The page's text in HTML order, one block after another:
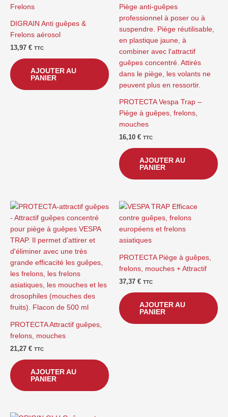
DIGRAIN Anti guêpes &
Frelons aérosol
13,97 € TTC
AJOUTER AU
PANIER
PROTECTA Vespa Trap –
Piège à guêpes, frelons,
mouches
16,10 € TTC
AJOUTER AU
PANIER
PROTECTA Attractif guêpes,
frelons, mouches
21,27 € TTC
AJOUTER AU
PANIER
PROTECTA Piège à guêpes,
frelons, mouches + Attractif
37,37 € TTC
AJOUTER AU
PANIER